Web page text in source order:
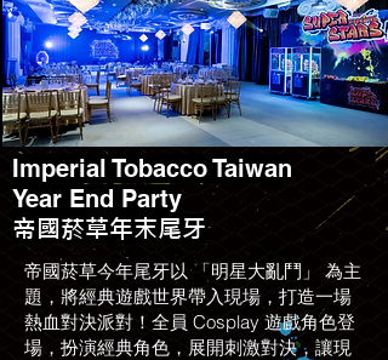
Imperial Tobacco Taiwan
Year End Party
​帝國菸草年末尾牙
帝國菸草今年尾牙以 「明星大亂鬥」 為主
題，將經典遊戲世界帶入現場，打造一場
熱血對決派對！全員 Cosplay 遊戲角色登
場，扮演經典角色，展開刺激對決，讓現